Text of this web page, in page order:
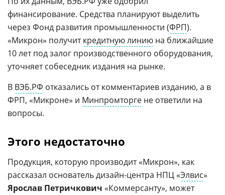
финансирование. Средства планируют выделить
через Фонд развития промышленности (ФРП).
«Микрон» получиткредитную линию на ближайшие
10 лет под залог производственного оборудования,
уточняет собеседник издания на рынке.
В ВЭБ.РФ отказались от комментариев изданию, а в
ФРП, «Микроне» и Минпромторге не ответили на
вопросы.
Этого недостаточно
Продукция, которую производит «Микрон», как
рассказал основатель дизайн-центра НПЦ «Элвис»
Ярослав Петричкович «Коммерсанту», может